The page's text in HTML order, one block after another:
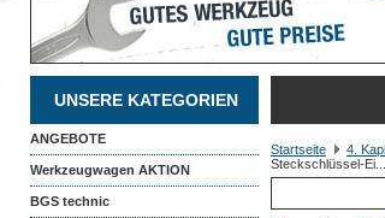
UNSERE KATEGORIEN
ANGEBOTE
Werkzeugwagen AKTION
BGS technic
Startseite 4.
Steckschlüssel-Ei...